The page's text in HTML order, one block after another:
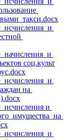
такси.docx
и
и
соц.культ
и
на
и
имущества на
и